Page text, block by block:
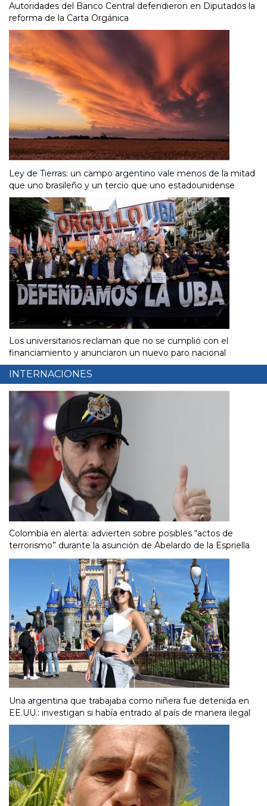
Autoridades del Banco Central defendieron en Diputados la
reforma de la Carta Orgánica
Ley de Tierras: un campo argentino vale menos de la mitad
que uno brasileño y un tercio que uno estadounidense
Los universitarios reclaman que no se cumplió con el
financiamiento y anunciaron un nuevo paro nacional
INTERNACIONES
Colombia en alerta: advierten sobre posibles “actos de
terrorismo” durante la asunción de Abelardo de la Espriella
Una argentina que trabajaba como niñera fue detenida en
EE.UU.: investigan si había entrado al país de manera ilegal